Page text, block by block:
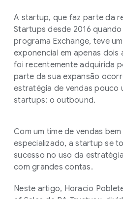
A startup, que faz parte da
Startups desde 2016
programa Exchange, teve
exponencial em apenas dois
foi recentemente adquirida
parte da sua expansão
estratégia de vendas pouco
startups: o outbound.
Com um time de vendas
especializado, a startup se
sucesso no uso da
com grandes contas.
Neste artigo, Horacio